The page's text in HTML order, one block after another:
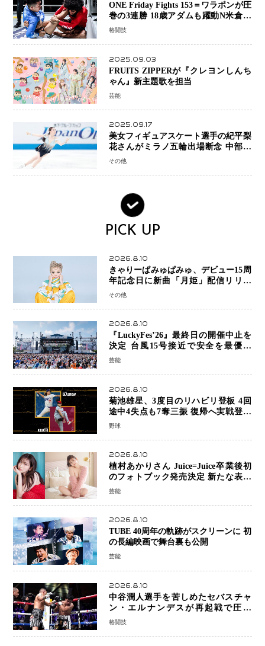
ONE Friday Fights 153＝ワラポンが圧
巻の3連勝 18歳アダムも躍動N米倉大
貴選手は悲願のONE初勝利
格闘技
2025.09.03
FRUITS ZIPPERが『クレヨンしんち
ゃん』新主題歌を担当
芸能
2025.09.17
美女フィギュアスケート選手の紀平梨
花さんがミラノ五輪出場断念 中部選
手権欠場を発表「安全最優先の判断」
その他
PICK UP
2026.8.10
きゃりーぱみゅぱみゅ、デビュー15周
年記念日に新曲「月姫」配信リリー
ス 自身初の主催フェス「PAMYU
その他
2026.8.10
『LuckyFes’26』最終日の開催中止を
決定 台風15号接近で安全を最優先
「苦渋の判断」
芸能
2026.8.10
菊池雄星、3度目のリハビリ登板 4回
途中4失点も7奪三振 復帰へ実戦登板
を重ねる
野球
2026.8.10
植村あかりさん Juice=Juice卒業後初
のフォトブック発売決定 新たな表現
者としての“今”を凝縮
芸能
2026.8.10
TUBE 40周年の軌跡がスクリーンに 初
の長編映画で舞台裏も公開
芸能
2026.8.10
中谷潤人選手を苦しめたセバスチャ
ン・エルナンデスが再起戦で圧巻
KO 2回で相手を沈める…次戦は亀田
格闘技